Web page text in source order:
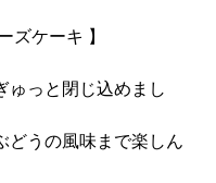
ズケーキ 】
ゅっと閉じ込めまし
どうの風味まで楽しん